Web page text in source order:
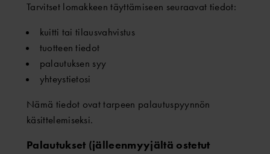
Tarvitset lomakkeen täyttämiseen seuraavat tiedot:
kuitti tai tilausvahvistus
tuotteen tiedot
palautuksen syy
yhteystietosi
Nämä tiedot ovat tarpeen palautuspyynnön
käsittelemiseksi.
Palautukset (jälleenmyyjältä ostetut